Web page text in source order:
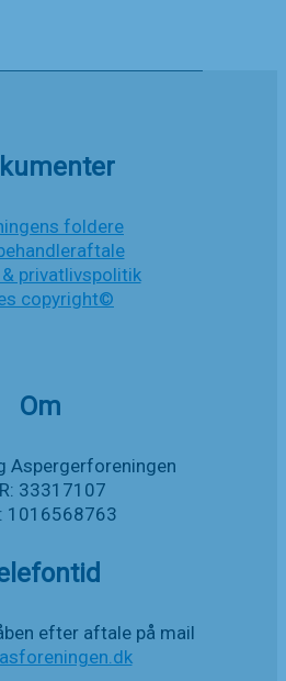
foldere
privatlivspolitik
copyright©
Om
Aspergerforeningen
33317107
1016568763
efter aftale på mail